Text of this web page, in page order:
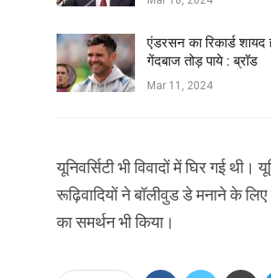
एंडरसन का रिकार्ड शायद
गेंदबाज तोड़ पाये : ब्रॉड
Mar 11, 2024
यूनिवर्सिटी भी विवादों में घिर गई
रूढ़िवादियों ने बॉलीवुड डे मनाने के
का समर्थन भी किया।